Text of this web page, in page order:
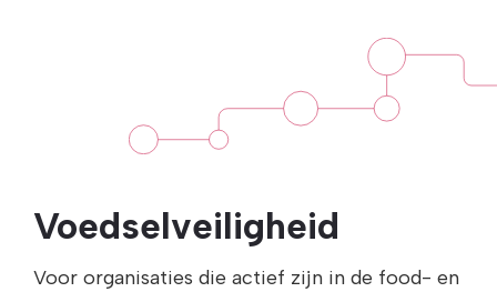
Voedselveiligheid
Voor organisaties die actief zijn in de food- en